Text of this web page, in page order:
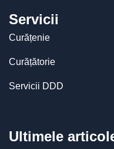
Servicii
Curățenie
Curățătorie
Servicii DDD
Ultimele